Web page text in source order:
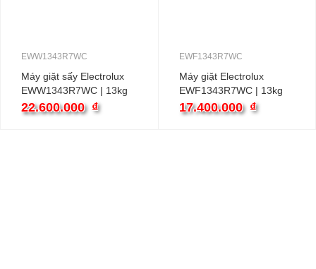
EWW1343R7WC
Máy giặt sấy Electrolux
EWW1343R7WC | 13kg
cửa ngang inverter
22.600.000 ₫
EWF1343R7WC
Máy giặt Electrolux
EWF1343R7WC | 13kg
cửa ngang inverter
17.400.000 ₫